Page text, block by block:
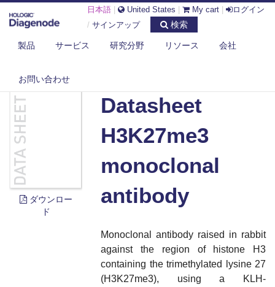
日本語 United States My cart
ログイン
/ サインアップ 検索
製品 サービス 研究分野 リソース 会社
お問い合わせ
DIAGENODE.COM
DOCUMENTS
ダウンロー
ド
Datasheet
H3K27me3
monoclonal
antibody
Monoclonal antibody raised in rabbit
against the region of histone H3
containing the trimethylated lysine 27
(H3K27me3), using a KLH-